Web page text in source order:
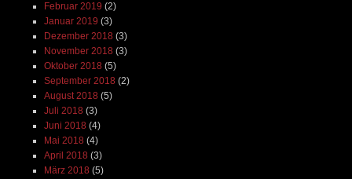
Februar 2019 (2)
Januar 2019 (3)
Dezember 2018 (3)
November 2018 (3)
Oktober 2018 (5)
September 2018 (2)
August 2018 (5)
Juli 2018 (3)
Juni 2018 (4)
Mai 2018 (4)
April 2018 (3)
März 2018 (5)